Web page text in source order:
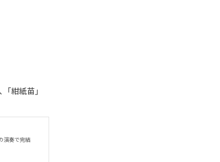
紺紙苗」
演奏で完結